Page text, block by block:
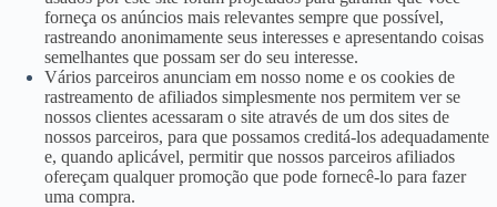
forneça os anúncios mais relevantes sempre que possível,
rastreando anonimamente seus interesses e apresentando coisas
semelhantes que possam ser do seu interesse.
Vários parceiros anunciam em nosso nome e os cookies de
rastreamento de afiliados simplesmente nos permitem ver se
nossos clientes acessaram o site através de um dos sites de
nossos parceiros, para que possamos creditá-los adequadamente
e, quando aplicável, permitir que nossos parceiros afiliados
ofereçam qualquer promoção que pode fornecê-lo para fazer
uma compra.